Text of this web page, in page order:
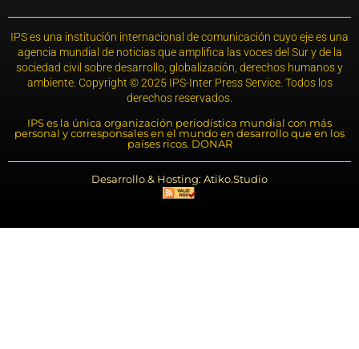
IPS es una institución internacional de comunicación cuyo eje es una
agencia mundial de noticias que amplifica las voces del Sur y de la
sociedad civil sobre desarrollo, globalización, derechos humanos y
ambiente. Copyright © 2025 IPS-Inter Press Service. Todos los
derechos reservados.
IPS es la única organización periodística mundial con más
personal y corresponsales en el mundo en desarrollo que en los
países ricos. DONAR
Desarrollo & Hosting: Atiko.Studio